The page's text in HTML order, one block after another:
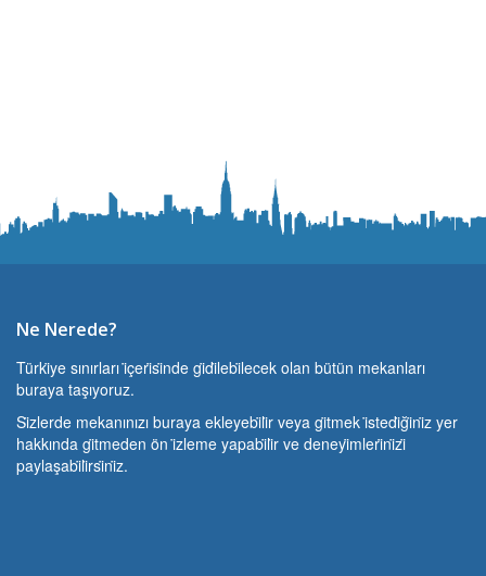
Ne Nerede?
Türki̇ye sınırları i̇çeri̇si̇nde gi̇di̇lebi̇lecek olan bütün mekanları
buraya taşıyoruz.
Si̇zlerde mekanınızı buraya ekleyebi̇li̇r veya gi̇tmek i̇stedi̇ği̇ni̇z yer
hakkında gi̇tmeden ön i̇zleme yapabi̇li̇r ve deneyi̇mleri̇ni̇zi̇
paylaşabi̇li̇rsi̇ni̇z.